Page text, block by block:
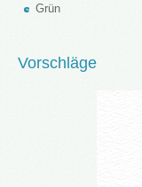
Grün
Vorschläge